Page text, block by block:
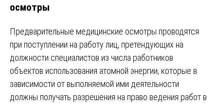
осмотры
Предварительные медицинские осмотры проводятся
при поступлении на работу лиц, претендующих на
должности специалистов из числа работников
объектов использования атомной энергии, которые в
зависимости от выполняемой ими деятельности
должны получать разрешения на право ведения работ в